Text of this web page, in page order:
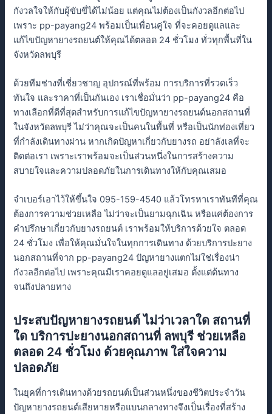
กังวลใจให้กับผู้ขับขี่ได้ไม่น้อย แต่คุณไม่ต้องเป็นกังวลอีกต่อไป
เพราะ pp-payang24 พร้อมเป็นเพื่อนคู่ใจ ที่จะคอยดูแลและ
แก้ไขปัญหายางรถยนต์ให้คุณได้ตลอด 24 ชั่วโมง ทั่วทุกพื้นที่ใน
จังหวัดลพบุรี
ด้วยทีมช่างที่เชี่ยวชาญ อุปกรณ์ที่พร้อม การบริการที่รวดเร็ว
ทันใจ และราคาที่เป็นกันเอง เราเชื่อมั่นว่า pp-payang24 คือ
ทางเลือกที่ดีที่สุดสำหรับการแก้ไขปัญหายางรถยนต์นอกสถานที่
ในจังหวัดลพบุรี ไม่ว่าคุณจะเป็นคนในพื้นที่ หรือเป็นนักท่องเที่ยว
ที่กำลังเดินทางผ่าน หากเกิดปัญหาเกี่ยวกับยางรถ อย่าลังเลที่จะ
ติดต่อเรา เพราะเราพร้อมจะเป็นส่วนหนึ่งในการสร้างความ
สบายใจและความปลอดภัยในการเดินทางให้กับคุณเสมอ
จำเบอร์เอาไว้ให้ขึ้นใจ 095-159-4540 แล้วโทรหาเราทันทีที่คุณ
ต้องการความช่วยเหลือ ไม่ว่าจะเป็นยามฉุกเฉิน หรือแค่ต้องการ
คำปรึกษาเกี่ยวกับยางรถยนต์ เราพร้อมให้บริการด้วยใจ ตลอด
24 ชั่วโมง เพื่อให้คุณมั่นใจในทุกการเดินทาง ด้วยบริการปะยาง
นอกสถานที่จาก pp-payang24 ปัญหายางแตกไม่ใช่เรื่องน่า
กังวลอีกต่อไป เพราะคุณมีเราคอยดูแลอยู่เสมอ ตั้งแต่ต้นทาง
จนถึงปลายทาง
ประสบปัญหายางรถยนต์ ไม่ว่าเวลาใด สถานที่
ใด บริการปะยางนอกสถานที่ ลพบุรี ช่วยเหลือ
ตลอด 24 ชั่วโมง ด้วยคุณภาพ ใส่ใจความ
ปลอดภัย
ในยุคที่การเดินทางด้วยรถยนต์เป็นส่วนหนึ่งของชีวิตประจำวัน
ปัญหายางรถยนต์เสียหายหรือแบนกลางทางจึงเป็นเรื่องที่สร้าง